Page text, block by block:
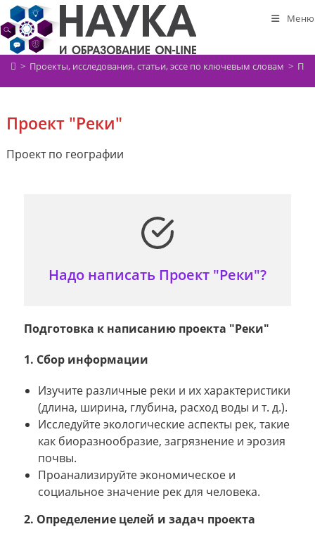
Перейти
к
содержимому
Меню
> Проекты, исследования, статьи, эссе по ключевым словам >
Проект "Реки"
Проект по географии
Надо написать Проект "Реки"?
Подготовка к написанию проекта "Реки"
1. Сбор информации
Изучите различные реки и их характеристики
(длина, ширина, глубина, расход воды и т. д.).
Исследуйте экологические аспекты рек, такие
как биоразнообразие, загрязнение и эрозия
почвы.
Проанализируйте экономическое и
социальное значение рек для человека.
2. Определение целей и задач проекта